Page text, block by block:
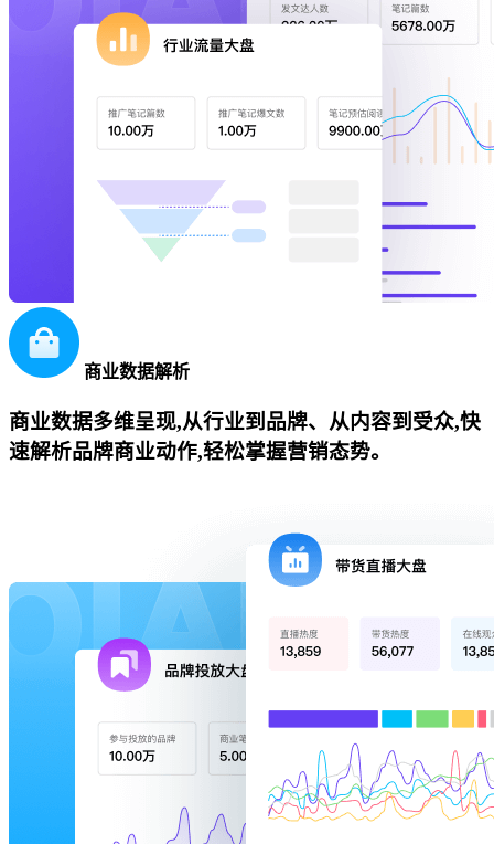
商业数据解析
商业数据多维呈现,从行业到品牌、从内容到受众,快
速解析品牌商业动作,轻松掌握营销态势。